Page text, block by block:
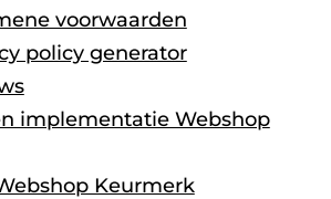
voorwaarden
policy generator
implementatie Webshop
Keurmerk